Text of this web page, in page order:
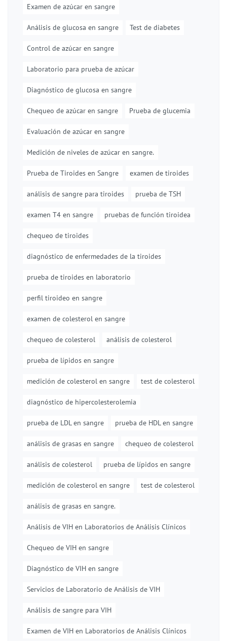
Examen de azúcar en sangre
Análisis de glucosa en sangre Test de diabetes
Control de azúcar en sangre
Laboratorio para prueba de azúcar
Diagnóstico de glucosa en sangre
Chequeo de azúcar en sangre Prueba de glucemia
Evaluación de azúcar en sangre
Medición de niveles de azúcar en sangre.
Prueba de Tiroides en Sangre examen de tiroides
análisis de sangre para tiroides prueba de TSH
examen T4 en sangre pruebas de función tiroidea
chequeo de tiroides
diagnóstico de enfermedades de la tiroides
prueba de tiroides en laboratorio
perfil tiroideo en sangre
examen de colesterol en sangre
chequeo de colesterol análisis de colesterol
prueba de lípidos en sangre
medición de colesterol en sangre test de colesterol
diagnóstico de hipercolesterolemia
prueba de LDL en sangre prueba de HDL en sangre
análisis de grasas en sangre chequeo de colesterol
análisis de colesterol prueba de lípidos en sangre
medición de colesterol en sangre test de colesterol
análisis de grasas en sangre.
Análisis de VIH en Laboratorios de Análisis Clínicos
Chequeo de VIH en sangre
Diagnóstico de VIH en sangre
Servicios de Laboratorio de Análisis de VIH
Análisis de sangre para VIH
Examen de VIH en Laboratorios de Análisis Clínicos